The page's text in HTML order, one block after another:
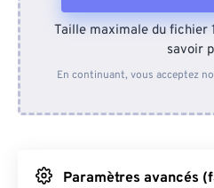
Depuis
Depuis
Taille maximale du fichier
savoir
En continuant, vous acceptez
Paramètres avancés